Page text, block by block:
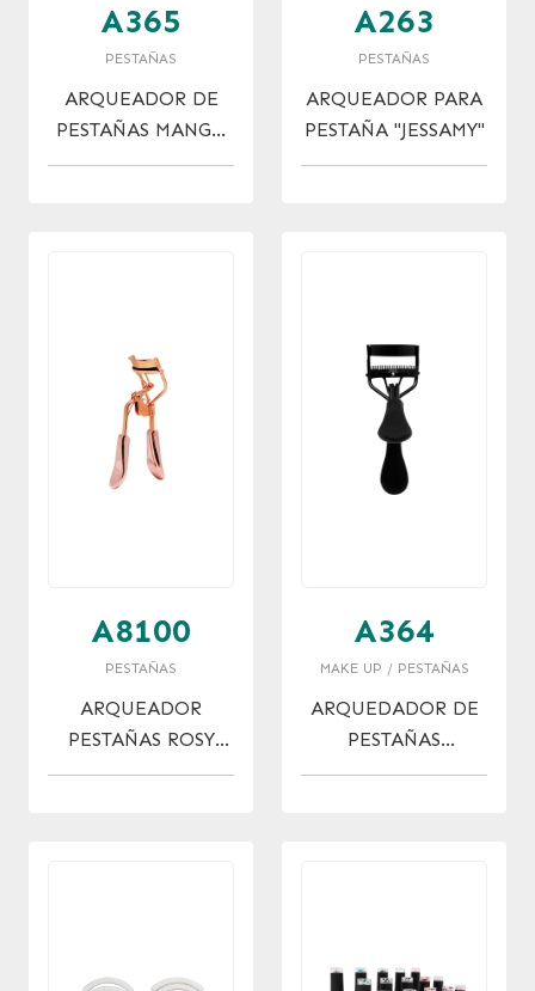
A365
PESTAÑAS
ARQUEADOR DE
PESTAÑAS MANGO
NEGRO
A263
PESTAÑAS
ARQUEADOR PARA
PESTAÑA "JESSAMY"
A8100
PESTAÑAS
ARQUEADOR
PESTAÑAS ROSY
GLOW
A364
MAKE UP / PESTAÑAS
ARQUEDADOR DE
PESTAÑAS
NEGRO/CARBONO